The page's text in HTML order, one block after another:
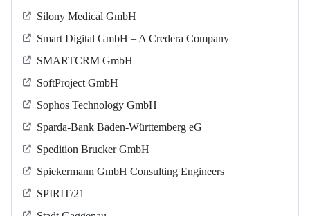
Silony Medical GmbH
Smart Digital GmbH – A Credera Company
SMARTCRM GmbH
SoftProject GmbH
Sophos Technology GmbH
Sparda-Bank Baden-Württemberg eG
Spedition Brucker GmbH
Spiekermann GmbH Consulting Engineers
SPIRIT/21